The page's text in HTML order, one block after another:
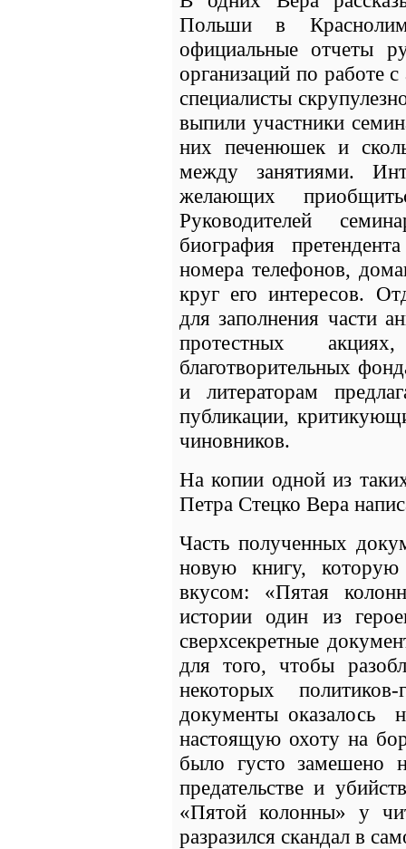
Польши в
официальные отчеты
организаций по работе
специалисты
выпили участники
них печенюшек и
между занятиями.
желающих
Руководителей
биография
номера телефонов,
круг его интересов.
для заполнения части
протестных
благотворительных
и литераторам
публикации,
чиновников.
На копии одной из
Петра Стецко Вера
Часть полученных
новую книгу,
вкусом: «Пятая
истории один из
сверхсекретные
для того, чтобы
некоторых
документы оказалось
настоящую охоту на
было густо замешено
предательстве и
«Пятой колонны» у
разразился скандал в